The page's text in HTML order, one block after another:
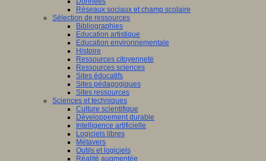
Réseaux sociaux et champ scolaire
Sélection de ressources
Bibliographies
Education artistique
Education environnementale
Histoire
Ressources citoyenneté
Ressources sciences
Sites éducatifs
Sites pédagogiques
Sites ressources
Sciences et techniques
Culture scientifique
Développement durable
Intelligence artificielle
Logiciels libres
Métavers
Outils et logiciels
Réalité augmentée